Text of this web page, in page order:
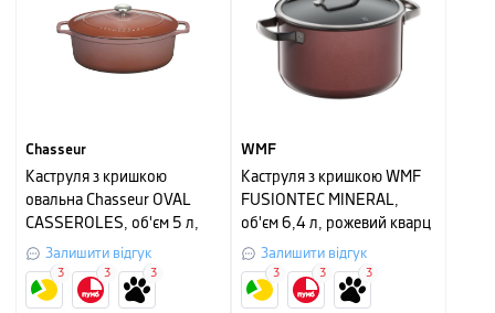
Chasseur
Каструля з кришкою
овальна Chasseur OVAL
CASSEROLES, об'єм 5 л,
діаметр 29 см, сушена
троянда
Залишити відгук
3 3 3
WMF
Каструля з кришкою WMF
FUSIONTEC MINERAL,
об'єм 6,4 л, рожевий кварц
Залишити відгук
3 3 3